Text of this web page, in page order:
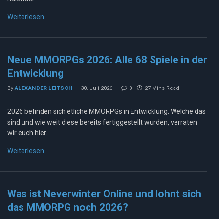
Weiterlesen
Neue MMORPGs 2026: Alle 68 Spiele in der
Entwicklung
By ALEXANDER LEITSCH 30. Juli 2026 0 27 Mins Read
2026 befinden sich etliche MMORPGs in Entwicklung. Welche das
sind und wie weit diese bereits fertiggestellt wurden, verraten
wir euch hier.
Weiterlesen
Was ist Neverwinter Online und lohnt sich
das MMORPG noch 2026?